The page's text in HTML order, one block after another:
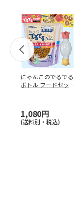
にゃんこのでるでる
ボトル フードセッ
1,080円
(送料別・税込)